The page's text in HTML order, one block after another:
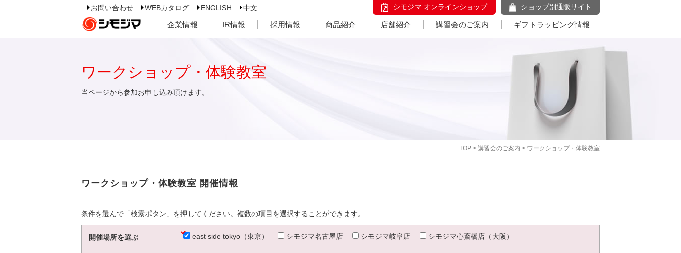
お問い合わせ WEBカタログ ENGLISH 中文 シモジマ オンラインショップ ショップ別通販サイト
企業情報 IR情報 採用情報 商品紹介 店舗紹介 講習会のご案内 ギフトラッピング情報
TOP > 講習会のご案内 > ワークショップ・体験教室
ワークショップ・体験教室
当ページから参加お申し込み頂けます。
ワークショップ・体験教室 開催情報
条件を選んで「検索ボタン」を押してください。複数の項目を選択することができます。
開催場所を選ぶ east side tokyo（東京） シモジマ名古屋店 シモジマ岐阜店 シモジマ心斎橋店（大阪）